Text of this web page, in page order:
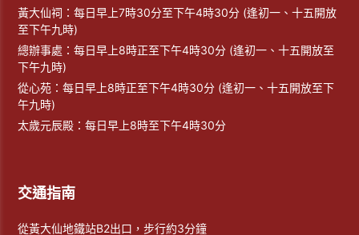
黃大仙祠：每日早上7時30分至下午4時30分 (逢初一、十五開放
至下午九時)
總辦事處：每日早上8時正至下午4時30分 (逢初一、十五開放至
下午九時)
從心苑：每日早上8時正至下午4時30分 (逢初一、十五開放至下
午九時)
太歲元辰殿：每日早上8時至下午4時30分
交通指南
從黃大仙地鐵站B2出口，步行約3分鐘